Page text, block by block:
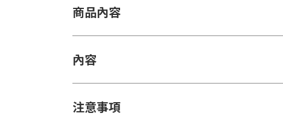
商品內容
內容
注意事項